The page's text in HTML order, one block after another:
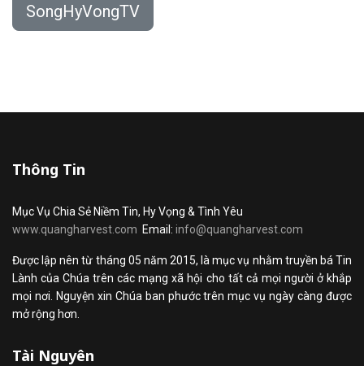
SongHyVongTV
Thông Tin
Mục Vụ Chia Sẻ Niềm Tin, Hy Vọng & Tình Yêu
www.quangharvest.com Email: info@quangharvest.com
Được lập nên từ tháng 05 năm 2015, là mục vụ nhằm truyền bá Tin
Lành của Chúa trên các mạng xã hội cho tất cả mọi người ở khắp
mọi nơi. Nguyện xin Chúa ban phước trên mục vụ ngày càng được
mở rộng hơn.
Tài Nguyên